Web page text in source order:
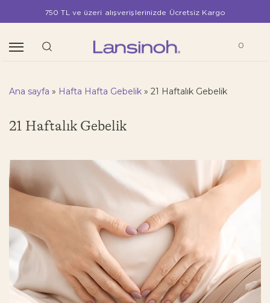
750 TL ve üzeri alışverişlerinizde Ücretsiz Kargo
0
Ana sayfa » Hafta Hafta Gebelik » 21 Haftalık Gebelik
21 Haftalık Gebelik